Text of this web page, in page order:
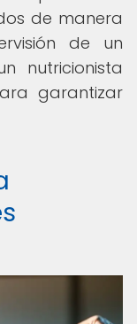
de manera
de un
nutricionista
garantizar